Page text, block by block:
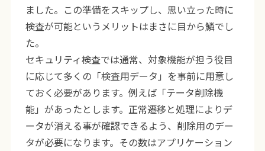
ました。この準備をスキップし、思い立った時に
検査が可能というメリットはまさに目から鱗でし
た。
セキュリティ検査では通常、対象機能が担う役目
に応じて多くの「検査用データ」を事前に用意し
ておく必要があります。例えば「テータ削除機
能」があったとします。正常遷移と処理によりデ
ータが消える事が確認できるよう、削除用のデー
タが必要になります。その数はアプリケーション